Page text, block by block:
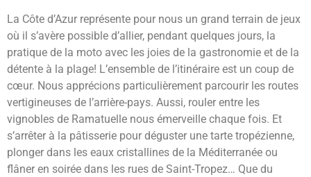
La Côte d’Azur représente pour nous un grand terrain de jeux
où il s’avère possible d’allier, pendant quelques jours, la
pratique de la moto avec les joies de la gastronomie et de la
détente à la plage! L’ensemble de l’itinéraire est un coup de
cœur. Nous apprécions particulièrement parcourir les routes
vertigineuses de l’arrière-pays. Aussi, rouler entre les
vignobles de Ramatuelle nous émerveille chaque fois. Et
s’arrêter à la pâtisserie pour déguster une tarte tropézienne,
plonger dans les eaux cristallines de la Méditerranée ou
flâner en soirée dans les rues de Saint-Tropez… Que du